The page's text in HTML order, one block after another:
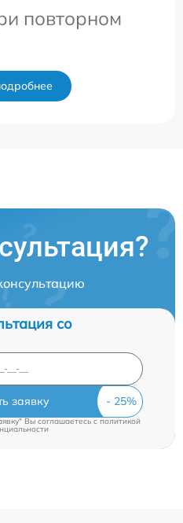
повторном
со
заявку
Вы соглашаетесь cполитикой